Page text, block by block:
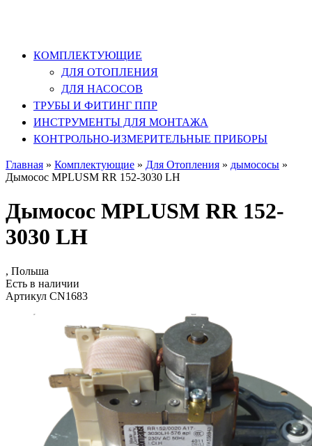
КОМПЛЕКТУЮЩИЕ
ДЛЯ ОТОПЛЕНИЯ
ДЛЯ НАСОСОВ
ТРУБЫ И ФИТИНГ ППР
ИНСТРУМЕНТЫ ДЛЯ МОНТАЖА
КОНТРОЛЬНО-ИЗМЕРИТЕЛЬНЫЕ ПРИБОРЫ
Главная » Комплектующие » Для Отопления » дымососы »
Дымосос MPLUSM RR 152-3030 LH
Дымосос MPLUSM RR 152-
3030 LH
, Польша
Есть в наличии
Артикул CN1683